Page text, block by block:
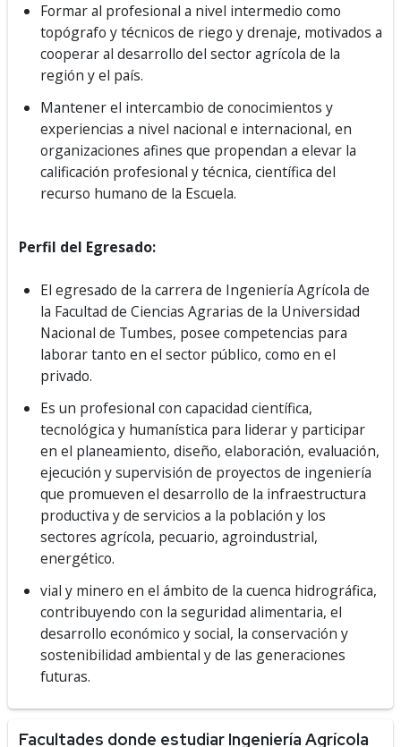
Formar al profesional a nivel intermedio como
topógrafo y técnicos de riego y drenaje, motivados a
cooperar al desarrollo del sector agrícola de la
región y el país.
Mantener el intercambio de conocimientos y
experiencias a nivel nacional e internacional, en
organizaciones afines que propendan a elevar la
calificación profesional y técnica, científica del
recurso humano de la Escuela.
Perfil del Egresado:
El egresado de la carrera de Ingeniería Agrícola de
la Facultad de Ciencias Agrarias de la Universidad
Nacional de Tumbes, posee competencias para
laborar tanto en el sector público, como en el
privado.
Es un profesional con capacidad científica,
tecnológica y humanística para liderar y participar
en el planeamiento, diseño, elaboración, evaluación,
ejecución y supervisión de proyectos de ingeniería
que promueven el desarrollo de la infraestructura
productiva y de servicios a la población y los
sectores agrícola, pecuario, agroindustrial,
energético.
vial y minero en el ámbito de la cuenca hidrográfica,
contribuyendo con la seguridad alimentaria, el
desarrollo económico y social, la conservación y
sostenibilidad ambiental y de las generaciones
futuras.
Facultades donde estudiar Ingeniería Agrícola